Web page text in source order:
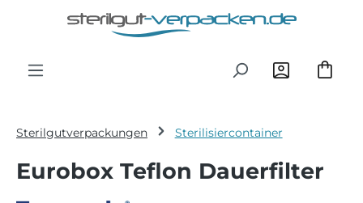
Zum Hauptinhalt springen
Sterilgutverpackungen Sterilisiercontainer
Eurobox Teflon Dauerfilter